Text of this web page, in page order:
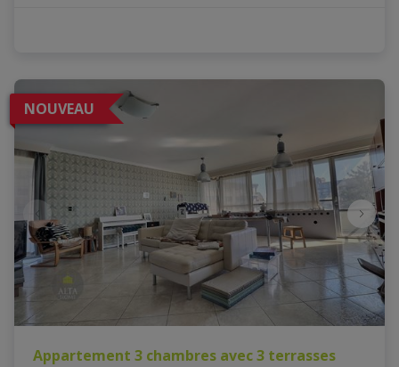
NOUVEAU
Appartement 3 chambres avec 3 terrasses